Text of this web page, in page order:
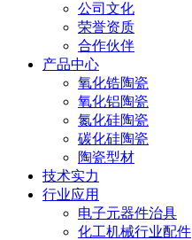
公司文化
荣誉资质
合作伙伴
产品中心
氧化锆陶瓷
氧化铝陶瓷
氮化硅陶瓷
碳化硅陶瓷
陶瓷型材
技术实力
行业应用
电子元器件治具
化工机械行业配件